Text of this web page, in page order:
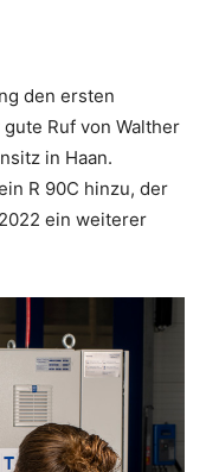
den ersten
Ruf von Walther
in Haan.
R 90C hinzu, der
ein weiterer